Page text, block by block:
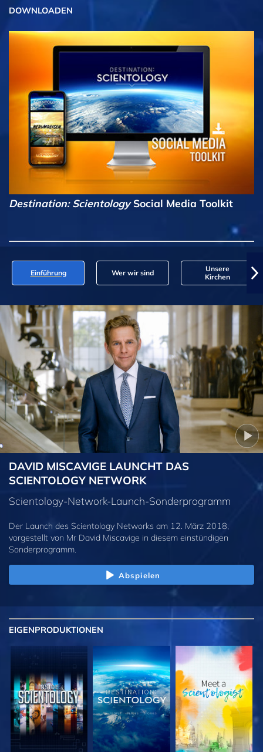
DOWNLOADEN
Destination: ScientologySocial Media Toolkit
Einführung Wer wir sind
Unsere
Kirchen
DAVID MISCAVIGE LAUNCHT DAS
SCIENTOLOGY NETWORK
Scientology-Network-Launch-Sonderprogramm
Der Launch des Scientology Networks am 12. März 2018,
vorgestellt von Mr David Miscavige in diesem einstündigen
Sonderprogramm.
Abspielen
EIGENPRODUKTIONEN